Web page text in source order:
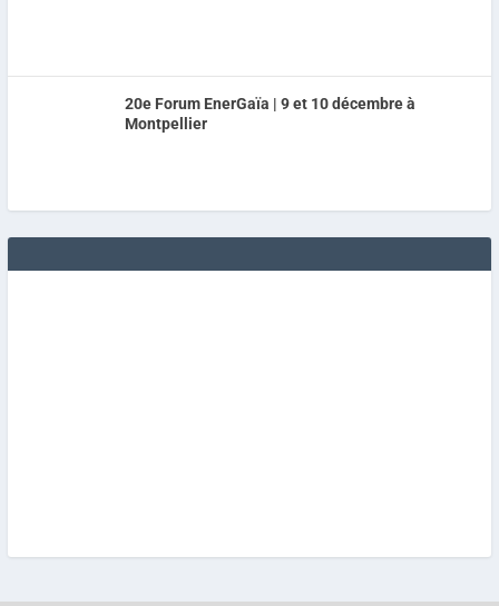
20e Forum EnerGaïa | 9 et 10 décembre à
Montpellier